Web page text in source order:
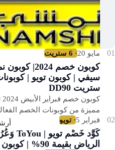
كوبون خصم
ستريت DD90
مميزة من كوبونات الخصم
مستوي العالم والمستحبة
الرياض بقيمة 90% | كوبون خصم جديد W57